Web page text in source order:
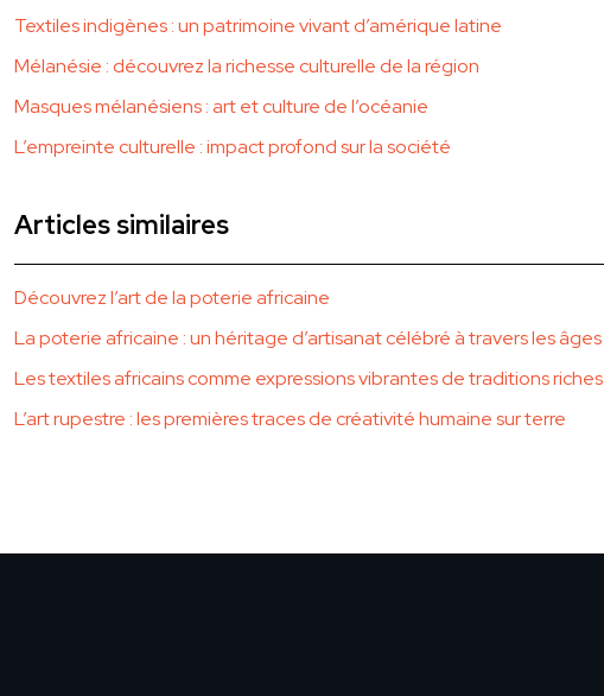
Textiles indigènes : un patrimoine vivant d’amérique latine
Mélanésie : découvrez la richesse culturelle de la région
Masques mélanésiens : art et culture de l’océanie
L’empreinte culturelle : impact profond sur la société
Articles similaires
Découvrez l’art de la poterie africaine
La poterie africaine : un héritage d’artisanat célébré à travers les âges
Les textiles africains comme expressions vibrantes de traditions riches
L’art rupestre : les premières traces de créativité humaine sur terre